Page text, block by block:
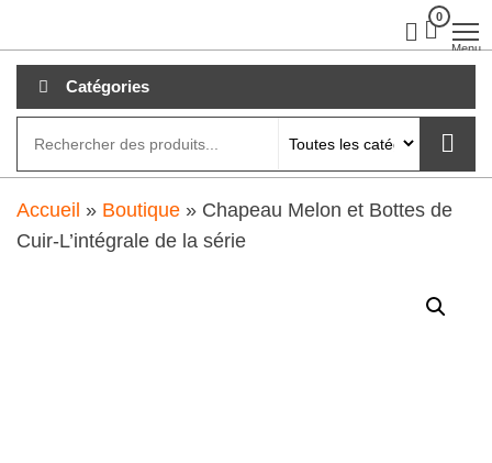
au
contenu
0
Menu
Catégories
Accueil » Boutique » Chapeau Melon et Bottes de
Cuir-L’intégrale de la série